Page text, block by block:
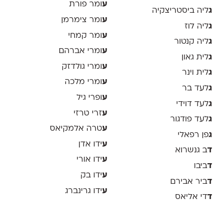
גליה ביסטריצקיה
גליה לוז
גליה קנטור
גלית גאון
גלית וינר
גלעד בר
גלעד דוידי
גלעד פודגור
גפן רפאלי
דב גנשרוא
דביבו
דביר אבירם
דדי אליאס
עומר פורת
ע ומר צימרמן
ע ומר קמחי
עומרי אברהם
ע ומרי גולדזק
עומרי מלכה
ע ופרי גיל
עזרי טרזי
עטרה אלמקיאס
עידו אדן
עידו אורי
עידו בק
עידו גרינברג